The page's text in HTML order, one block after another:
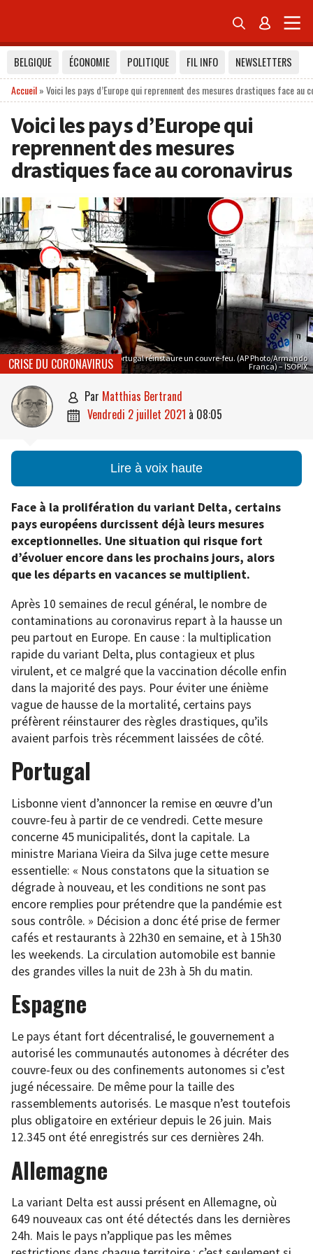
 
BELGIQUE ÉCONOMIE POLITIQUE FIL INFO
NEWSLETTERS
Accueil»Voici les pays d’Europe qui reprennent des mesures drastiques face au
Voici les pays d’Europe qui
reprennent des mesures
drastiques face au coronavirus
Le Portugal réinstaure un couvre-feu. (AP Photo/Armando
Franca) – ISOPIX
CRISE DU CORONAVIRUS
 par Matthias Bertrand
 vendredi 2 juillet 2021 à 08:05
Lire à voix haute
Face à la prolifération du variant Delta, certains
pays européens durcissent déjà leurs mesures
exceptionnelles. Une situation qui risque fort
d’évoluer encore dans les prochains jours, alors
que les départs en vacances se multiplient.
Après 10 semaines de recul général, le nombre de
contaminations au coronavirus repart à la hausse un
peu partout en Europe. En cause : la multiplication
rapide du variant Delta, plus contagieux et plus
virulent, et ce malgré que la vaccination décolle enfin
dans la majorité des pays. Pour éviter une énième
vague de hausse de la mortalité, certains pays
préfèrent réinstaurer des règles drastiques, qu’ils
avaient parfois très récemment laissées de côté.
Portugal
Lisbonne vient d’annoncer la remise en œuvre d’un
couvre-feu à partir de ce vendredi. Cette mesure
concerne 45 municipalités, dont la capitale. La
ministre Mariana Vieira da Silva juge cette mesure
essentielle: « Nous constatons que la situation se
dégrade à nouveau, et les conditions ne sont pas
encore remplies pour prétendre que la pandémie est
sous contrôle. » Décision a donc été prise de fermer
cafés et restaurants à 22h30 en semaine, et à 15h30
les weekends. La circulation automobile est bannie
des grandes villes la nuit de 23h à 5h du matin.
Espagne
Le pays étant fort décentralisé, le gouvernement a
autorisé les communautés autonomes à décréter des
couvre-feux ou des confinements autonomes si c’est
jugé nécessaire. De même pour la taille des
rassemblements autorisés. Le masque n’est toutefois
plus obligatoire en extérieur depuis le 26 juin. Mais
12.345 ont été enregistrés sur ces dernières 24h.
Allemagne
La variant Delta est aussi présent en Allemagne, où
649 nouveaux cas ont été détectés dans les dernières
24h. Mais le pays n’applique pas les mêmes